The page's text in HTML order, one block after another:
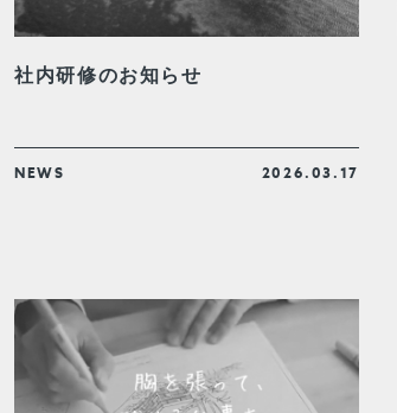
社内研修のお知らせ
NEWS 2026.03.17